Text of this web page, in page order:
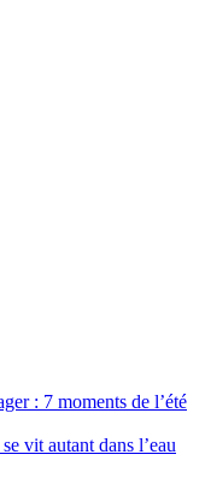
: 7 moments de l’été
vit autant dans l’eau